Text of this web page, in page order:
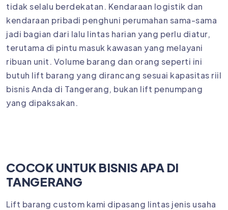
tidak selalu berdekatan. Kendaraan logistik dan
kendaraan pribadi penghuni perumahan sama-sama
jadi bagian dari lalu lintas harian yang perlu diatur,
terutama di pintu masuk kawasan yang melayani
ribuan unit. Volume barang dan orang seperti ini
butuh lift barang yang dirancang sesuai kapasitas riil
bisnis Anda di Tangerang, bukan lift penumpang
yang dipaksakan.
COCOK UNTUK BISNIS APA DI
TANGERANG
Lift barang custom kami dipasang lintas jenis usaha